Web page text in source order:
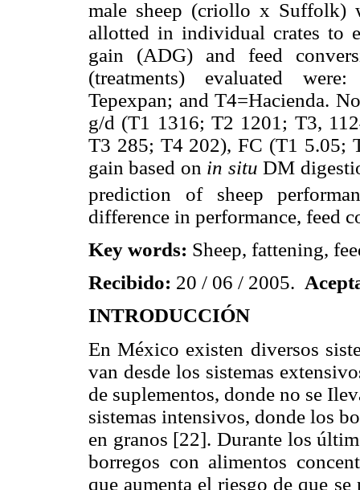
male sheep (criollo x
allotted in individual crates to
gain (ADG) and feed
(treatments) evaluated
Tepexpan; and T4=Hacienda.
g/d (T1 1316; T2 1201; T3,
T3 285; T4 202), FC (T1 5.05;
gain based on in situ DM
prediction of sheep
difference in performance, feed
Key words: Sheep, fattening,
Recibido: 20 / 06 / 2005.
INTRODUCCIÓN
En México existen diversos
van desde los sistemas
de suplementos, donde no se
sistemas intensivos, donde los
en granos [22]. Durante los
borregos con alimentos
que aumenta el riesgo de que